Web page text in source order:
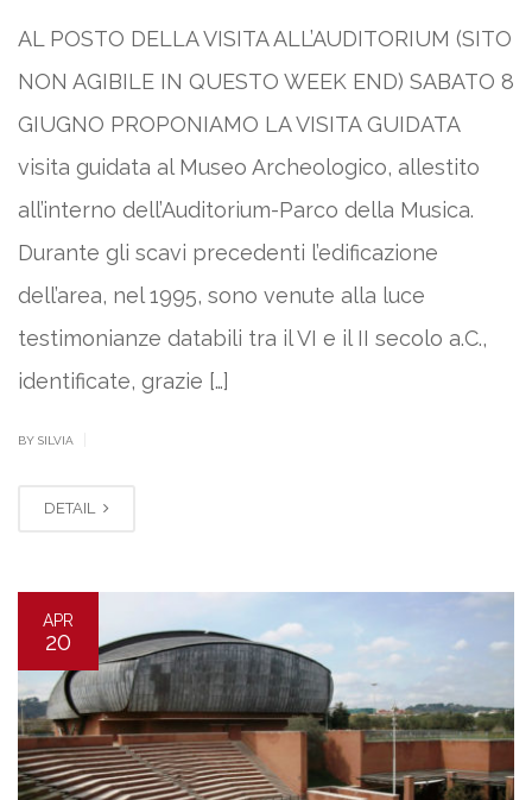
AL POSTO DELLA VISITA ALL’AUDITORIUM (SITO
NON AGIBILE IN QUESTO WEEK END) SABATO 8
GIUGNO PROPONIAMO LA VISITA GUIDATA
visita guidata al Museo Archeologico, allestito
all’interno dell’Auditorium-Parco della Musica.
Durante gli scavi precedenti l’edificazione
dell’area, nel 1995, sono venute alla luce
testimonianze databili tra il VI e il II secolo a.C.,
identificate, grazie […]
BY SILVIA
DETAIL
APR
20